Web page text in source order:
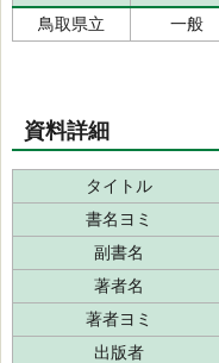
鳥取県立
一般
資料詳細
タイトル
書名ヨミ
副書名
著者名
著者ヨミ
出版者